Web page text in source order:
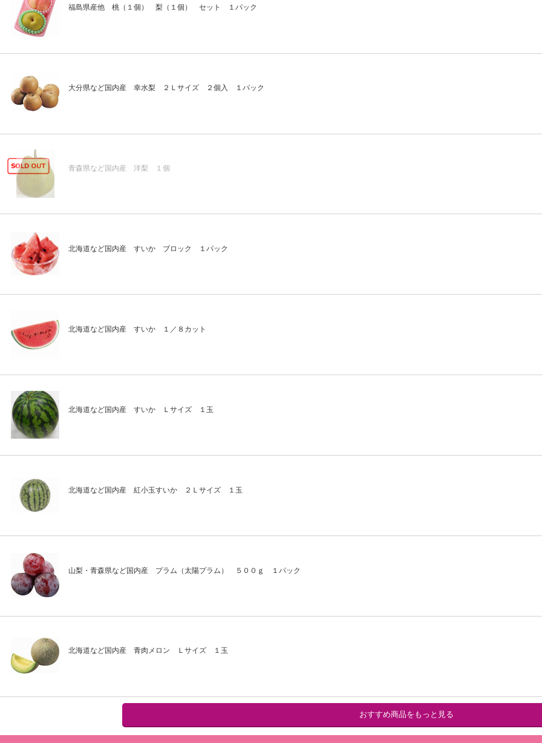
福島県産他 桃（１個） 梨（１個） セット １パック
大分県など国内産 幸水梨 ２Ｌサイズ ２個入 １パック
青森県など国内産 洋梨 １個
北海道など国内産 すいか ブロック １パック
北海道など国内産 すいか １／８カット
北海道など国内産 すいか Ｌサイズ １玉
北海道など国内産 紅小玉すいか ２Ｌサイズ １玉
山梨・青森県など国内産 プラム（太陽プラム） ５００ｇ １パック
北海道など国内産 青肉メロン Ｌサイズ １玉
おすすめ商品をもっと見る